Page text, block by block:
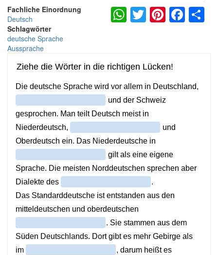
Fachliche Einordnung
Deutsch
Schlagwörter
deutsche Sprache
Aussprache
WhatsApp
Twitter